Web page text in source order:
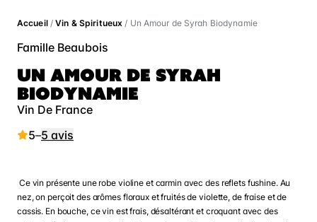
Accueil/Vin & Spiritueux / Un Amour de Syrah Biodynamie
Famille Beaubois
UN AMOUR DE SYRAH
BIODYNAMIE
Vin De France
5–5 avis
Ce vin présente une robe violine et carmin avec des reflets fushine. Au
nez, on perçoit des arômes floraux et fruités de violette, de fraise et de
cassis. En bouche, ce vin est frais, désaltérant et croquant avec des